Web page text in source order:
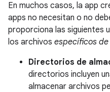
En muchos casos, la app
apps no necesitan o no
proporciona las siguientes
los archivos específicos
Directorios de
directorios incluyen
almacenar archivos